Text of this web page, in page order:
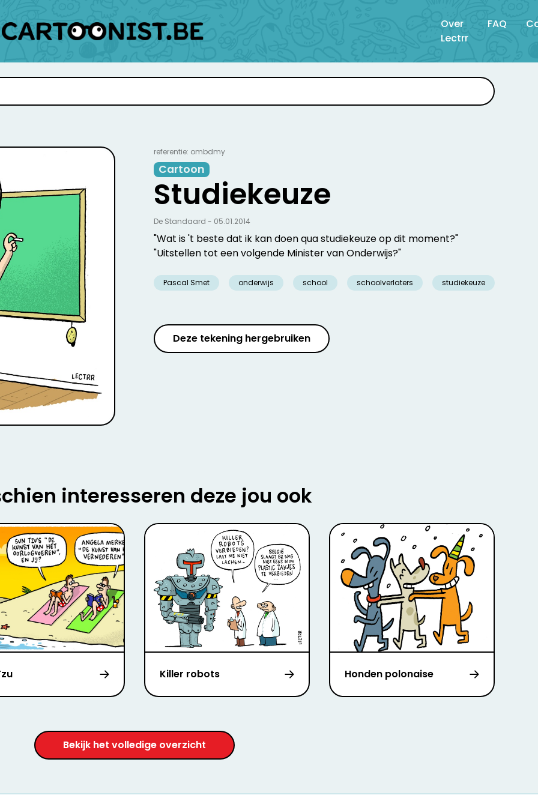
Over
Lectrr
FAQ
referentie: ombdmy
Cartoon
Studiekeuze
"Wat is 't beste dat ik kan doen qua studiekeuze op dit moment?"
"Uitstellen tot een volgende Minister van Onderwijs?"
Pascal Smet onderwijs school schoolverlaters studiekeuze
De Standaard - 05.01.2014
Deze tekening hergebruiken
interesseren deze jou ook
Killer robots Honden polonaise
Bekijk het volledige overzicht